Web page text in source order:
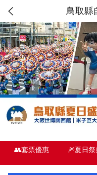
鳥取縣
👥套票優惠 🎆夏日祭